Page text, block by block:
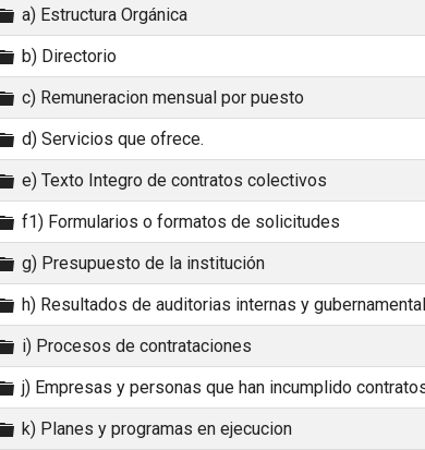
Carpeta
a) Estructura Orgánica
Carpeta
b) Directorio
Carpeta
c) Remuneracion mensual por puesto
Carpeta
d) Servicios que ofrece.
Carpeta
e) Texto Integro de contratos colectivos
Carpeta
f1) Formularios o formatos de solicitudes
Carpeta
g) Presupuesto de la institución
Carpeta
h) Resultados de auditorias internas y
Carpeta
i) Procesos de contrataciones
Carpeta
j) Empresas y personas que han incumplido
Carpeta
k) Planes y programas en ejecucion